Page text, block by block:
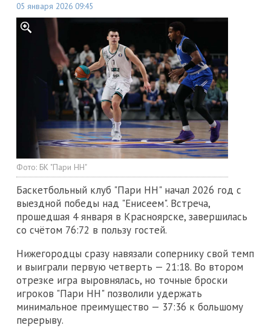
05 января 2026 09:45
Фото: БК "Пари НН"
Баскетбольный клуб "Пари НН" начал 2026 год с
выездной победы над "Енисеем". Встреча,
прошедшая 4 января в Красноярске, завершилась
со счётом 76:72 в пользу гостей.
Нижегородцы сразу навязали сопернику свой темп
и выиграли первую четверть — 21:18. Во втором
отрезке игра выровнялась, но точные броски
игроков "Пари НН" позволили удержать
минимальное преимущество — 37:36 к большому
перерыву.